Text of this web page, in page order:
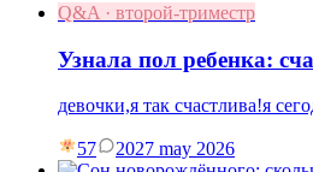
Q&A · второй-триместр
Узнала пол ребенка:
девочки,я так счастлива!я
57 2027 may 2026